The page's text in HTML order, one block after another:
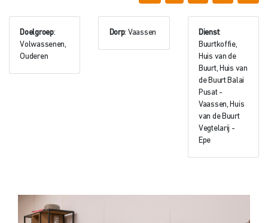
Doelgroep:
Volwassenen,
Ouderen
Dorp: Vaassen Dienst:
Buurtkoffie,
Huis van de
Buurt, Huis van
de Buurt Balai
Pusat -
Vaassen, Huis
van de Buurt
Vegtelarij -
Epe